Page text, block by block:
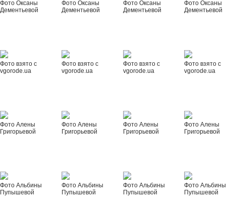
Фото Оксаны
Дементьевой
Фото Оксаны
Дементьевой
Фото Оксаны
Дементьевой
Фото Оксаны
Дементьевой
Фото взято с
vgorode.ua
Фото взято с
vgorode.ua
Фото взято с
vgorode.ua
Фото взято с
vgorode.ua
Фото Алены
Григорьевой
Фото Алены
Григорьевой
Фото Алены
Григорьевой
Фото Алены
Григорьевой
Фото Альбины
Пупышевой
Фото Альбины
Пупышевой
Фото Альбины
Пупышевой
Фото Альбины
Пупышевой